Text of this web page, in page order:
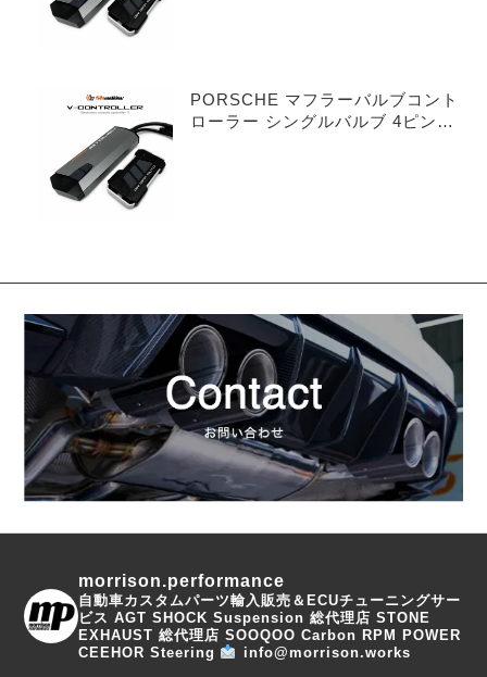
PORSCHE マフラーバルブコント
ローラー シングルバルブ 4ピンタ
morrison.performance
自動車カスタムパーツ輸入販売＆ECUチューニングサー
ビス AGT SHOCK Suspension 総代理店 STONE
EXHAUST 総代理店 SOOQOO Carbon RPM POWER
CEEHOR Steering
info@morrison.works